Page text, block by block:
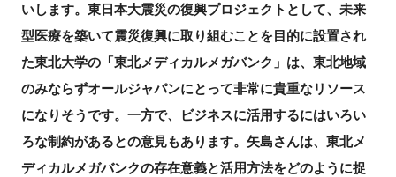
いします。東日本大震災の復興プロジェクトとして、未来
型医療を築いて震災復興に取り組むことを目的に設置され
た東北大学の「東北メディカルメガバンク」は、東北地域
のみならずオールジャパンにとって非常に貴重なリソース
になりそうです。一方で、ビジネスに活用するにはいろい
ろな制約があるとの意見もあります。矢島さんは、東北メ
ディカルメガバンクの存在意義と活用方法をどのように捉